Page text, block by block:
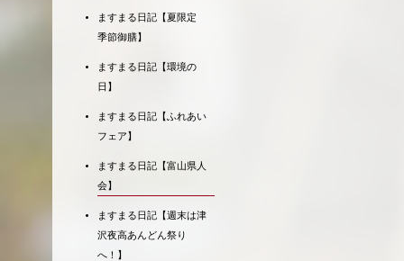
ますまる日記【夏限定
季節御膳】
ますまる日記【環境の
日】
ますまる日記【ふれあい
フェア】
ますまる日記【富山県人
会】
ますまる日記【週末は津
沢夜高あんどん祭り
へ！】